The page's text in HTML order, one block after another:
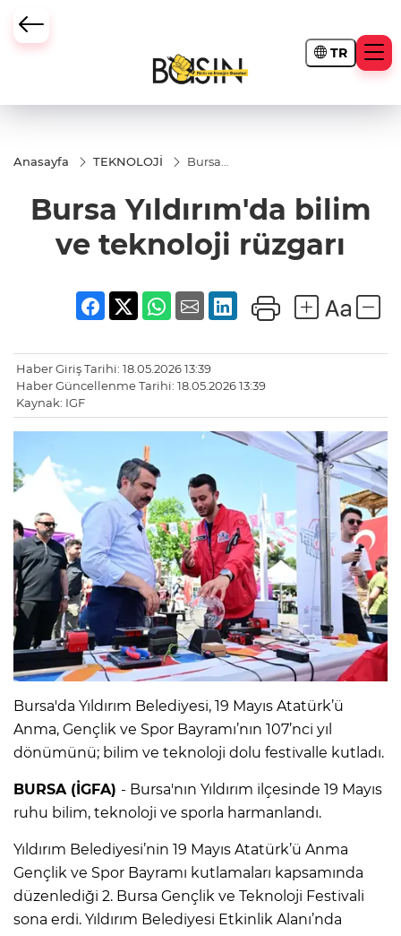
TR
Anasayfa TEKNOLOJİ
Bursa
teknoloji
rüzgarı
Bursa Yıldırım'da bilim
ve teknoloji rüzgarı
Haber Giriş Tarihi: 18.05.2026 13:39
Haber Güncellenme Tarihi: 18.05.2026 13:39
Kaynak: IGF
Bursa'da Yıldırım Belediyesi, 19 Mayıs Atatürk’ü
Anma, Gençlik ve Spor Bayramı’nın 107’nci yıl
dönümünü; bilim ve teknoloji dolu festivalle kutladı.
BURSA (İGFA) - Bursa'nın Yıldırım ilçesinde 19 Mayıs
ruhu bilim, teknoloji ve sporla harmanlandı.
Yıldırım Belediyesi’nin 19 Mayıs Atatürk’ü Anma
Gençlik ve Spor Bayramı kutlamaları kapsamında
düzenlediği 2. Bursa Gençlik ve Teknoloji Festivali
sona erdi. Yıldırım Belediyesi Etkinlik Alanı’nda